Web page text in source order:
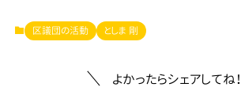
区議団の活動 としま 剛
よかったらシェアしてね！